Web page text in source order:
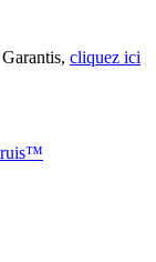
cliquez ici